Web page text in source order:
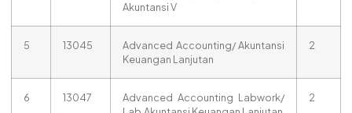
Akuntansi V
5 13045
Advanced Accounting/ Akuntansi
Keuangan Lanjutan
2
6 13047
Advanced Accounting Labwork/
2